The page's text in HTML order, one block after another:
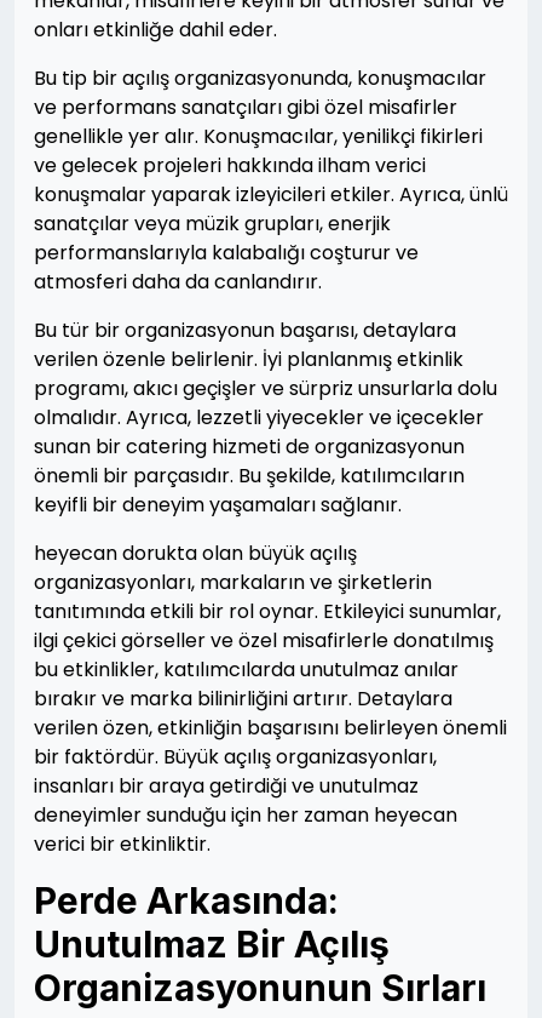
onları etkinliğe dahil eder.
Bu tip bir açılış organizasyonunda, konuşmacılar
ve performans sanatçıları gibi özel misafirler
genellikle yer alır. Konuşmacılar, yenilikçi fikirleri
ve gelecek projeleri hakkında ilham verici
konuşmalar yaparak izleyicileri etkiler. Ayrıca, ünlü
sanatçılar veya müzik grupları, enerjik
performanslarıyla kalabalığı coşturur ve
atmosferi daha da canlandırır.
Bu tür bir organizasyonun başarısı, detaylara
verilen özenle belirlenir. İyi planlanmış etkinlik
programı, akıcı geçişler ve sürpriz unsurlarla dolu
olmalıdır. Ayrıca, lezzetli yiyecekler ve içecekler
sunan bir catering hizmeti de organizasyonun
önemli bir parçasıdır. Bu şekilde, katılımcıların
keyifli bir deneyim yaşamaları sağlanır.
heyecan dorukta olan büyük açılış
organizasyonları, markaların ve şirketlerin
tanıtımında etkili bir rol oynar. Etkileyici sunumlar,
ilgi çekici görseller ve özel misafirlerle donatılmış
bu etkinlikler, katılımcılarda unutulmaz anılar
bırakır ve marka bilinirliğini artırır. Detaylara
verilen özen, etkinliğin başarısını belirleyen önemli
bir faktördür. Büyük açılış organizasyonları,
insanları bir araya getirdiği ve unutulmaz
deneyimler sunduğu için her zaman heyecan
verici bir etkinliktir.
Perde Arkasında:
Unutulmaz Bir Açılış
Organizasyonunun Sırları